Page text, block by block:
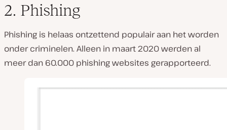
2. Phishing
Phishing is helaas ontzettend populair aan het worden
onder criminelen. Alleen in maart 2020 werden al
meer dan 60.000 phishing websites gerapporteerd.